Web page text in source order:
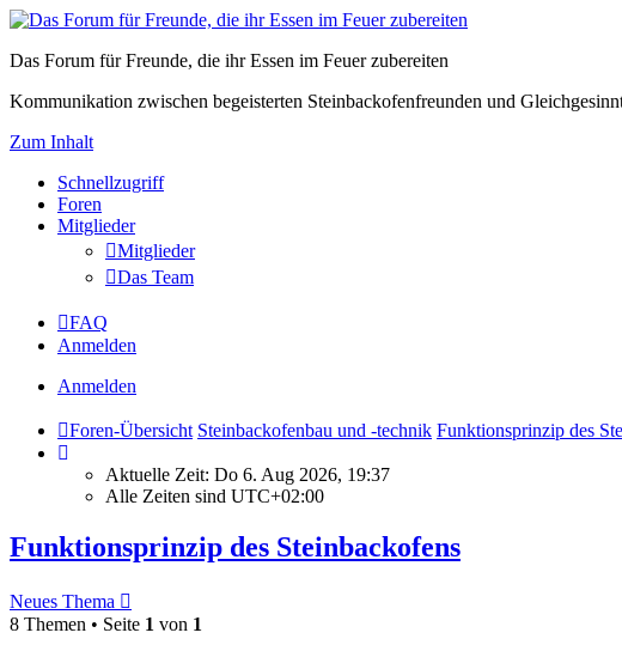
Das Forum für Freunde, die ihr Essen im Feuer zubereiten
Kommunikation zwischen begeisterten Steinbackofenfreunden und
Zum Inhalt
Schnellzugriff
Foren
Mitglieder
Mitglieder
Das Team
FAQ
Anmelden
Anmelden
Foren-Übersicht Steinbackofenbau und -technik Funktionsprinzip des
Aktuelle Zeit: Do 6. Aug 2026, 19:37
Alle Zeiten sind UTC+02:00
Funktionsprinzip des Steinbackofens
Neues Thema
8 Themen • Seite 1 von 1